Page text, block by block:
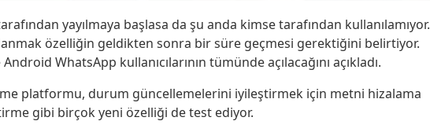
yayılmaya başlasa da şu anda kimse tarafından kullanılamıyor.
özelliğin geldikten sonra bir süre geçmesi gerektiğini belirtiyor.
WhatsApp kullanıcılarının tümünde açılacağını açıkladı.
platformu, durum güncellemelerini iyileştirmek için metni hizalama
gibi birçok yeni özelliği de test ediyor.